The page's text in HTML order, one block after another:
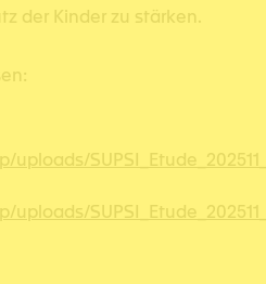
der Kinder zu stärken.